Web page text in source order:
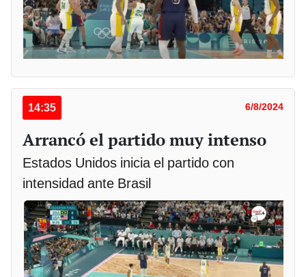
14:35 6/8/2024
Arrancó el partido muy intenso
Estados Unidos inicia el partido con
intensidad ante Brasil